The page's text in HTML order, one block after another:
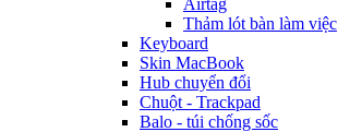
Airtag
Thảm lót bàn làm việc
Keyboard
Skin MacBook
Hub chuyển đổi
Chuột - Trackpad
Balo - túi chống sốc